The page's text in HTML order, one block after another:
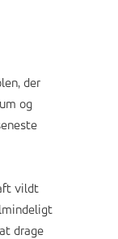
der
og
vildt
drage